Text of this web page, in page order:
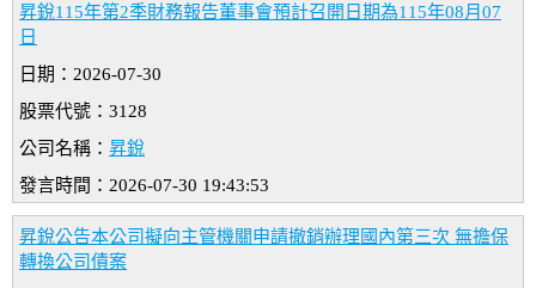
昇銳115年第2季財務報告董事會預計召開日期為115年08月07
日
日期：2026-07-30
股票代號：3128
公司名稱： 昇銳
發言時間：2026-07-30 19:43:53
昇銳公告本公司擬向主管機關申請撤銷辦理國內第三次 無擔保
轉換公司債案